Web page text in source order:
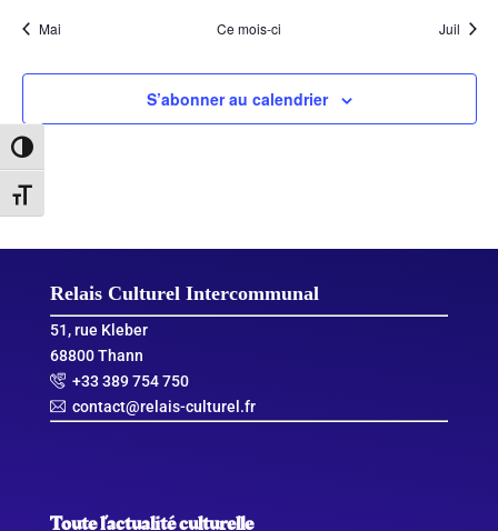
Passer en contraste élevé
Changer la taille de la police
Mai Ce mois-ci Juil
S’abonner au calendrier
Relais Culturel Intercommunal
51, rue Kleber
68800 Thann
+33 389 754 750
contact@relais-culturel.fr
Toute l’actualité culturelle